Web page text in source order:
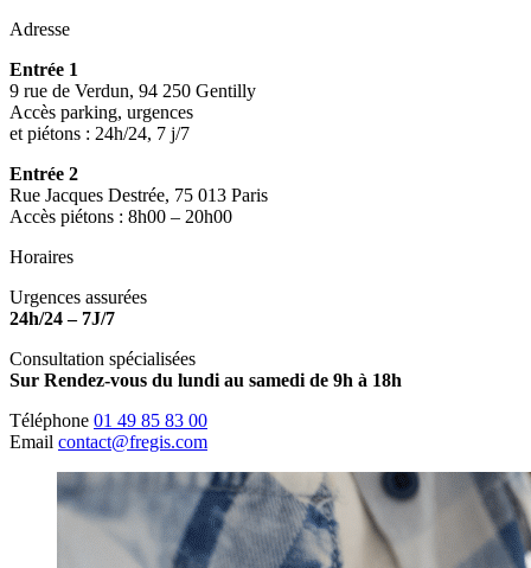
Adresse
Entrée 1
9 rue de Verdun, 94 250 Gentilly
Accès parking, urgences
et piétons : 24h/24, 7 j/7
Entrée 2
Rue Jacques Destrée, 75 013 Paris
Accès piétons : 8h00 – 20h00
Horaires
Urgences assurées
24h/24 – 7J/7
Consultation spécialisées
Sur Rendez-vous du lundi au samedi de 9h à 18h
Téléphone 01 49 85 83 00
Email contact@fregis.com